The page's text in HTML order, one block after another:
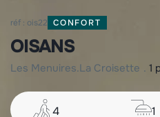
réf : ois22 CONFORT
OISANS
les menuires la croisette 1
4 1